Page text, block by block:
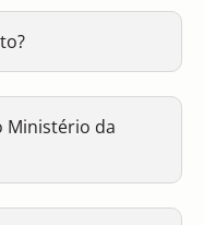
Ministério da